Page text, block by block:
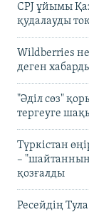
CPJ ұйымы
қудалауды
Wildberries
деген
"Әділ сөз"
тергеуге
Түркістан
– "шайтанның
қозғалды
Ресейдің